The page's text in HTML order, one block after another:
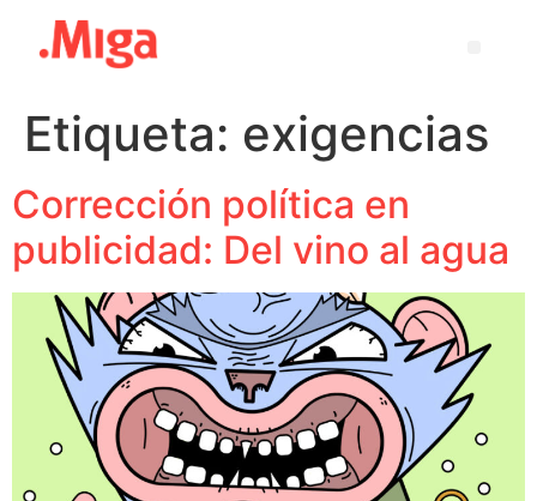
Etiqueta: exigencias
Corrección política en
publicidad: Del vino al agua